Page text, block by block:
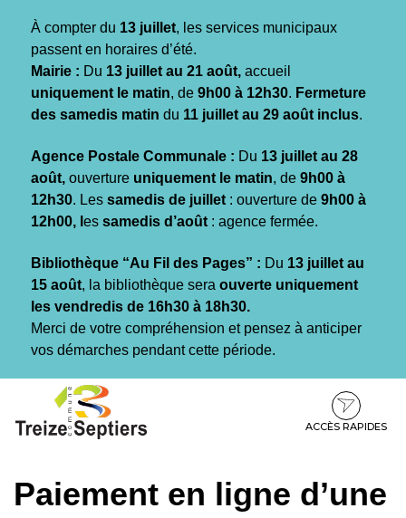
À compter du 13 juillet, les services municipaux
passent en horaires d’été.
Mairie : Du 13 juillet au 21 août, accueil
uniquement le matin, de 9h00 à 12h30. Fermeture
des samedis matin du 11 juillet au 29 août inclus.
Agence Postale Communale : Du 13 juillet au 28
août, ouverture uniquement le matin, de 9h00 à
12h30. Les samedis de juillet : ouverture de 9h00 à
12h00, l es samedis d’août : agence fermée.
Bibliothèque “Au Fil des Pages” : Du 13 juillet au
15 août, la bibliothèque sera ouverte uniquement
les vendredis de 16h30 à 18h30.
Merci de votre compréhension et pensez à anticiper
vos démarches pendant cette période.
contenu
pied
ACCÈS RAPIDES
Paiement en ligne d’une